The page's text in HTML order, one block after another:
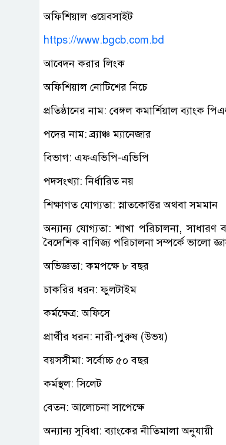
অফিশিয়াল ওয়েবসাইট
https://www.bgcb.com.bd
আবেদন করার লিংক
অফিশিয়াল নোটিশের নিচে
প্রতিষ্ঠানের নাম: বেঙ্গল কমার্শিয়াল ব্যাংক
পদের নাম: ব্র্যাঞ্চ ম্যানেজার
বিভাগ: এফএভিপি-এভিপি
পদসংখ্যা: নির্ধারিত নয়
শিক্ষাগত যোগ্যতা: স্নাতকোত্তর অথবা সমমান
অন্যান্য যোগ্যতা: শাখা পরিচালনা,
বৈদেশিক বাণিজ্য পরিচালনা সম্পর্কে ভালো
অভিজ্ঞতা: কমপক্ষে ৮ বছর
চাকরির ধরন: ফুলটাইম
কর্মক্ষেত্র: অফিসে
প্রার্থীর ধরন: নারী-পুরুষ (উভয়)
বয়সসীমা: সর্বোচ্চ ৫০ বছর
কর্মস্থল: সিলেট
বেতন: আলোচনা সাপেক্ষে
অন্যান্য সুবিধা: ব্যাংকের নীতিমালা অনুযায়ী